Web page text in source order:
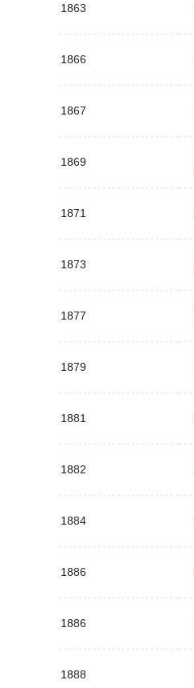
1863
1866
1867
1869
1871
1873
1877
1879
1881
1882
1884
1886
1886
1888